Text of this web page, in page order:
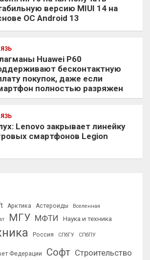
версию MIUI 14 на
ОС Android 13
Huawei P60
бесконтактную
покупок, даже если
полностью разряжен
Lenovo закрывает линейку
смартфонов Legion
Арктика Астероиды Вселенная
МГУ МФТИ Наука и техника
Россия СПбГУ СПбПУ
Федерации Софт Строительство